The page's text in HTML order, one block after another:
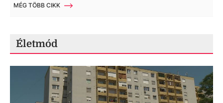
MÉG TÖBB CIKK
Életmód